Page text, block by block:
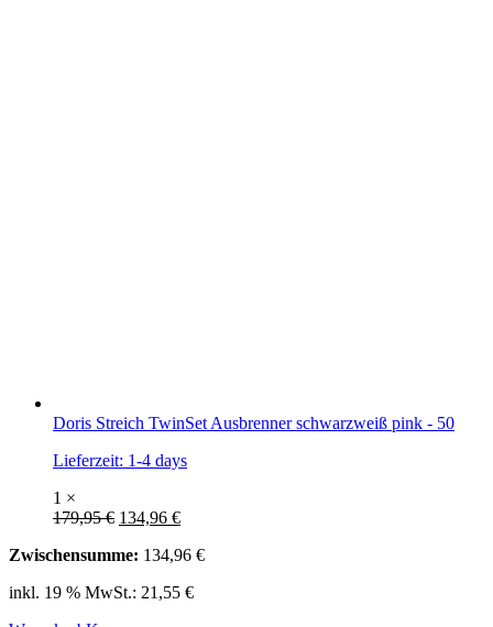
Doris Streich TwinSet Ausbrenner schwarzweiß pink - 50
Lieferzeit: 1-4 days
1 ×
179,95€ 134,96 €
Zwischensumme: 134,96 €
inkl. 19 % MwSt.: 21,55 €